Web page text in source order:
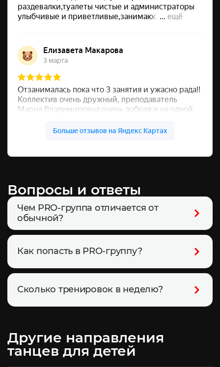
Вопросы и ответы
Чем PRO-группа отличается от
обычной?
Более сложная хореография, высокий
чемпионатах.
Как попасть в PRO-группу?
Через отбор или по рекомендации тренера.
Сколько тренировок в неделю?
3 раза + возможны дополнительные
Другие направления
танцев для детей